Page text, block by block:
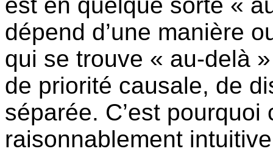
dépend d’une manière
qui se trouve « au-delà
de priorité causale, de
séparée. C’est
raisonnablement